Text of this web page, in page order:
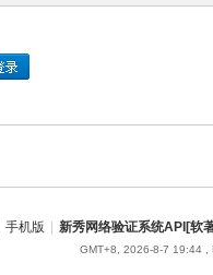
手机版 | 新秀网络验证系统API[软
GMT+8, 2026-8-7 19:44 ,